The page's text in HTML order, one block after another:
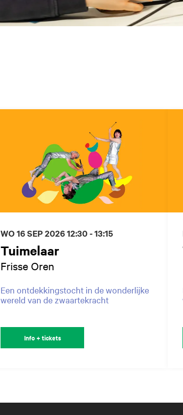
Tuimelaar
Frisse Oren
Een ontdekkingstocht in de wonderlijke
wereld van de zwaartekracht
WO 16 SEP 202612:30 - 13:15
Info + tickets